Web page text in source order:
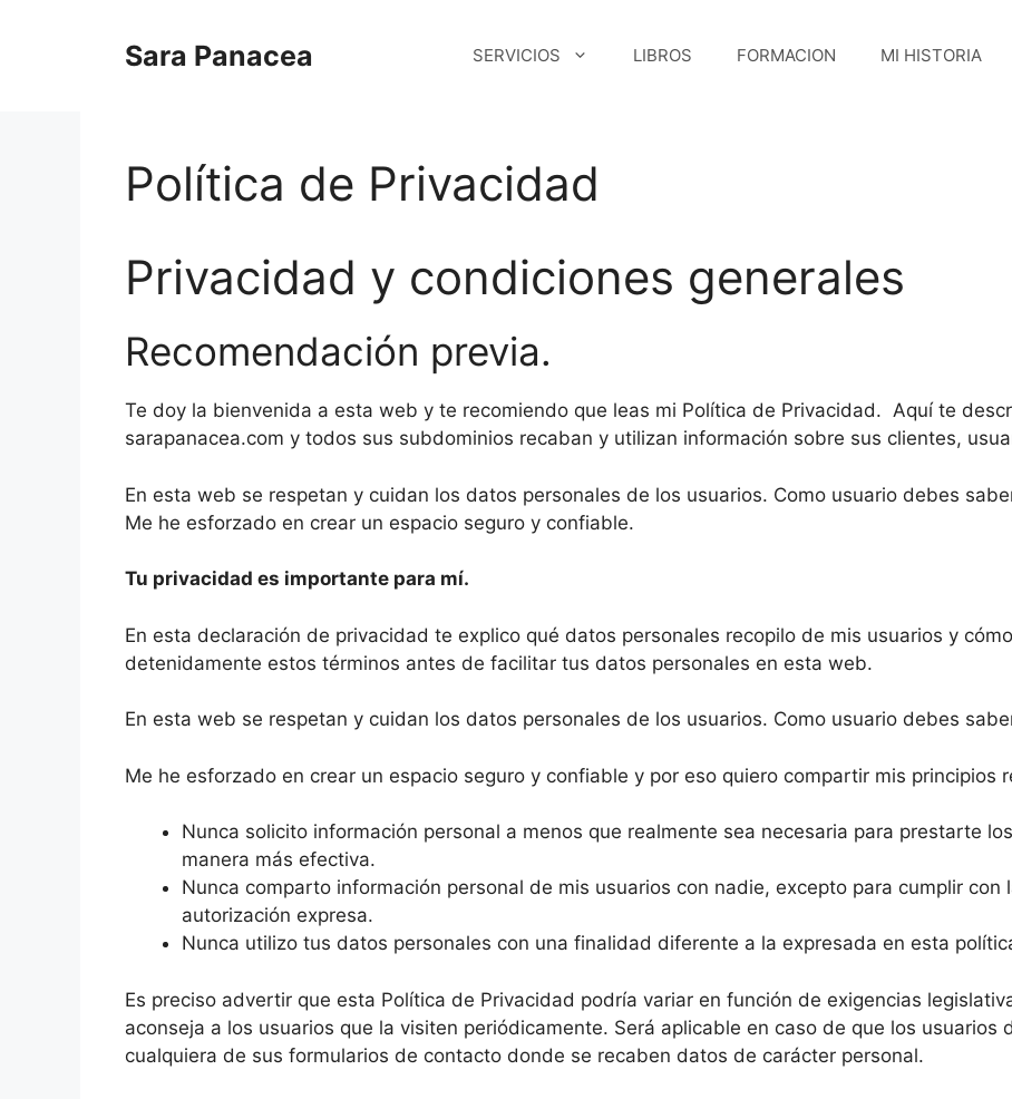
Sara Panacea SERVICIOS LIBROS FORMACION MI HISTORIA
Política de Privacidad
Privacidad y condiciones generales
Recomendación previa.
Te doy la bienvenida a esta web y te recomiendo que leas mi Política de Privacidad. Aquí te
sarapanacea.com y todos sus subdominios recaban y utilizan información sobre sus clientes,
En esta web se respetan y cuidan los datos personales de los usuarios. Como usuario debes
Me he esforzado en crear un espacio seguro y confiable.
Tu privacidad es importante para mí.
En esta declaración de privacidad te explico qué datos personales recopilo de mis usuarios y
detenidamente estos términos antes de facilitar tus datos personales en esta web.
En esta web se respetan y cuidan los datos personales de los usuarios. Como usuario debes
Me he esforzado en crear un espacio seguro y confiable y por eso quiero compartir mis principios
Nunca solicito información personal a menos que realmente sea necesaria para prestarte
manera más efectiva.
Nunca comparto información personal de mis usuarios con nadie, excepto para cumplir con
autorización expresa.
Nunca utilizo tus datos personales con una finalidad diferente a la expresada en esta
Es preciso advertir que esta Política de Privacidad podría variar en función de exigencias
aconseja a los usuarios que la visiten periódicamente. Será aplicable en caso de que los usuarios
cualquiera de sus formularios de contacto donde se recaben datos de carácter personal.